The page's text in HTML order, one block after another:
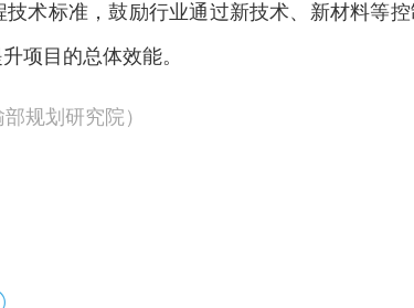
术标准，鼓励行业通过新技术、新材料等
项目的总体效能。
规划研究院）